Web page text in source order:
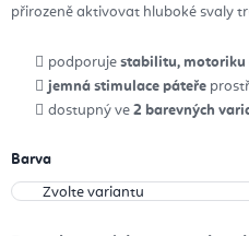
přirozeně aktivovat hluboké svaly
podporuje stabilitu, motoriku
jemná stimulace páteře
dostupný ve 2 barevných
Barva